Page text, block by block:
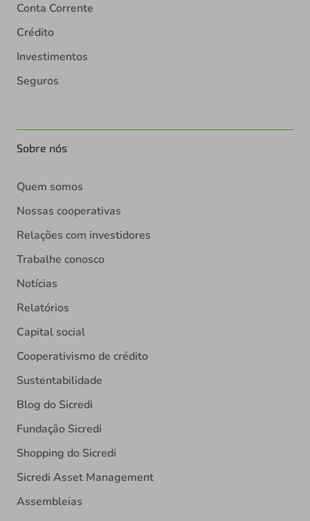
Conta Corrente
Crédito
Investimentos
Seguros
Sobre nós
Quem somos
Nossas cooperativas
Relações com investidores
Trabalhe conosco
Notícias
Relatórios
Capital social
Cooperativismo de crédito
Sustentabilidade
Blog do Sicredi
Fundação Sicredi
Shopping do Sicredi
Sicredi Asset Management
Assembleias